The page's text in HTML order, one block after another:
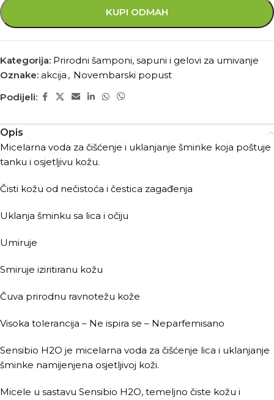
KUPI ODMAH
Kategorija: Prirodni šamponi, sapuni i gelovi za umivanje
Oznake: akcija , Novembarski popust
Podijeli:
Opis
Micelarna voda za čišćenje i uklanjanje šminke koja poštuje
tanku i osjetljivu kožu.
Čisti kožu od nečistoća i čestica zagađenja
Uklanja šminku sa lica i očiju
Umiruje
Smiruje iziritiranu kožu
Čuva prirodnu ravnotežu kože
Visoka tolerancija – Ne ispira se – Neparfemisano
Sensibio H2O je micelarna voda za čišćenje lica i uklanjanje
šminke namijenjena osjetljivoj koži.
Micele u sastavu Sensibio H2O, temeljno čiste kožu i